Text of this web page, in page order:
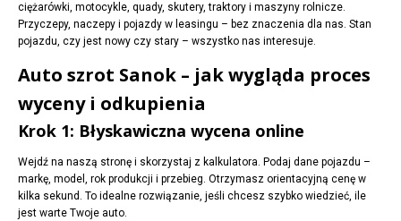
ciężarówki, motocykle, quady, skutery, traktory i maszyny rolnicze.
Przyczepy, naczepy i pojazdy w leasingu – bez znaczenia dla nas. Stan
pojazdu, czy jest nowy czy stary – wszystko nas interesuje.
Auto szrot Sanok – jak wygląda proces
wyceny i odkupienia
Krok 1: Błyskawiczna wycena online
Wejdź na naszą stronę i skorzystaj z kalkulatora. Podaj dane pojazdu –
markę, model, rok produkcji i przebieg. Otrzymasz orientacyjną cenę w
kilka sekund. To idealne rozwiązanie, jeśli chcesz szybko wiedzieć, ile
jest warte Twoje auto.